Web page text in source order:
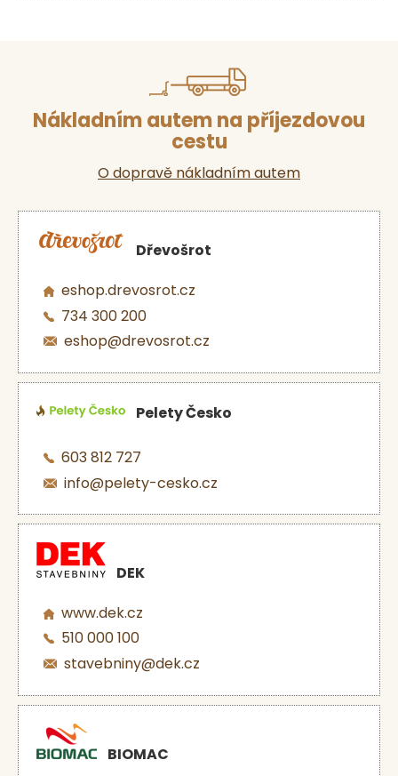
Nákladním autem na příjezdovou
cestu
O dopravě nákladním autem
Dřevošrot
eshop.drevosrot.cz
734 300 200
eshop@drevosrot.cz
Pelety Česko
603 812 727
info@pelety-cesko.cz
DEK
www.dek.cz
510 000 100
stavebniny@dek.cz
BIOMAC